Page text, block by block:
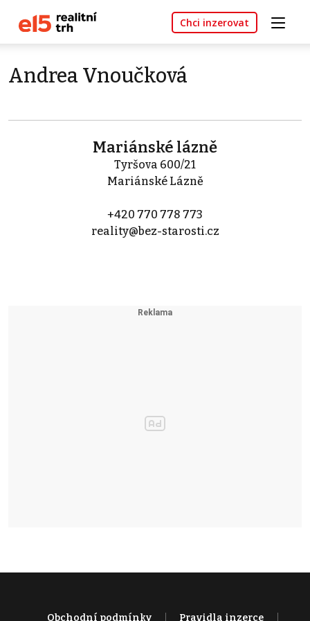
Chci inzerovat
Andrea Vnoučková
Mariánské lázně
Tyršova 600/21
Mariánské Lázně
+420 770 778 773
reality@bez-starosti.cz
Obchodní podmínky Pravidla inzerce